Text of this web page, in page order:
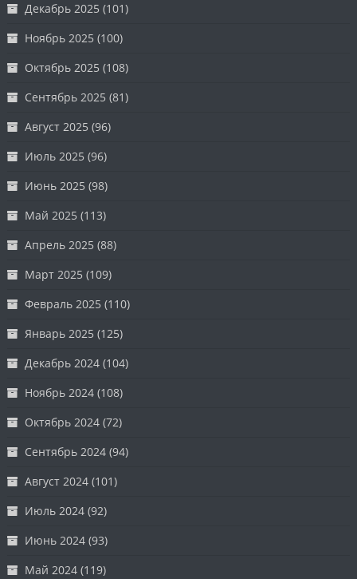
Декабрь 2025 (101)
Ноябрь 2025 (100)
Октябрь 2025 (108)
Сентябрь 2025 (81)
Август 2025 (96)
Июль 2025 (96)
Июнь 2025 (98)
Май 2025 (113)
Апрель 2025 (88)
Март 2025 (109)
Февраль 2025 (110)
Январь 2025 (125)
Декабрь 2024 (104)
Ноябрь 2024 (108)
Октябрь 2024 (72)
Сентябрь 2024 (94)
Август 2024 (101)
Июль 2024 (92)
Июнь 2024 (93)
Май 2024 (119)